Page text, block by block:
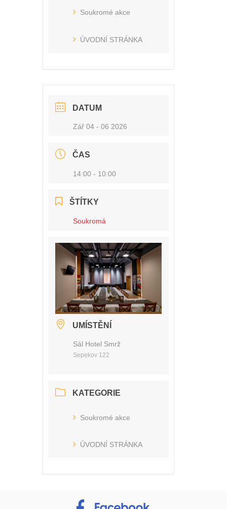
Soukromé akce
ÚVODNÍ STRÁNKA
DATUM
Zář 04 - 06 2026
ČAS
14:00 - 10:00
ŠTÍTKY
Soukromá
UMÍSTĚNÍ
Sál Hotel Smrž
Sepekov 122
KATEGORIE
Soukromé akce
ÚVODNÍ STRÁNKA